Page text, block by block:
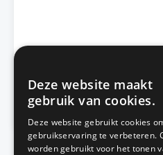
Deze website maakt
gebruik van cookies.
Deze website gebruikt cookies
gebruikservaring te verbeteren.
worden gebruikt voor het tonen